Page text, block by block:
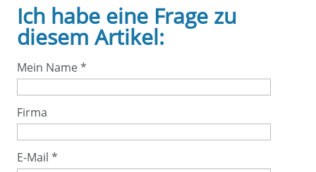
Ich habe eine Frage zu
diesem Artikel:
Mein Name*
Firma
E-Mail *